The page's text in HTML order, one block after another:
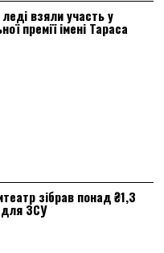
взяли участь у
премії імені Тараса
зібрав понад ₴1,3
для ЗСУ